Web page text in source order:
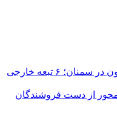
جزئیات تصادف مرگبار پژو و کامیون در سمنان؛ ۶ تبعه خارجی
محور از دست فروشندگان